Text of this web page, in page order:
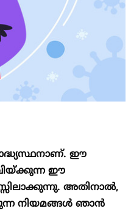
ഈ
ഈ
അതിനാൽ,
നിയമങ്ങൾ ഞാൻ